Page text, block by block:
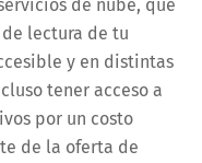
de nube, que
lectura de tu
y en distintas
tener acceso a
por un costo
de la oferta de